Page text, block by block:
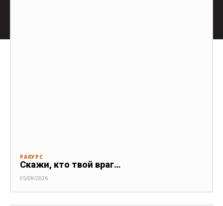
РАКУРС
Скажи, кто твой враг…
05/08/2026